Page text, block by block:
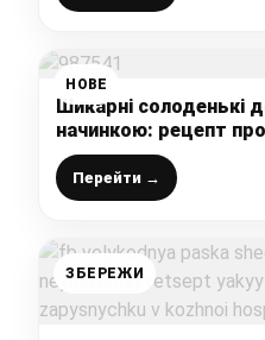
НОВЕ
Шикарні солоденькі
начинкою: рецепт
здобної випічки,
м’яке
Перейти →
ЗБЕРЕЖИ